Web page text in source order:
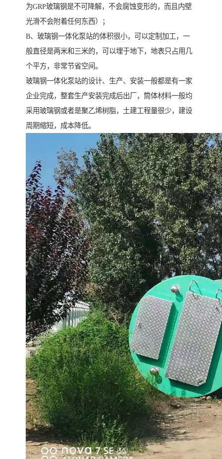
为GRP玻璃钢是不可降解，不会腐蚀变形的，而且内壁
光滑不会附着任何东西）；
B、玻璃钢一体化泵站的体积很小，可以定制加工，一
般直径是两米和三米的，可以埋于地下，地表只占用几
个平方，非常节省空间。
玻璃钢一体化泵站的设计、生产、安装一般都是有一家
企业完成，整套生产安装完成后出厂，筒体材料一般均
采用玻璃钢或者是聚乙烯树脂，土建工程量很少，建设
周期缩短，成本降低。